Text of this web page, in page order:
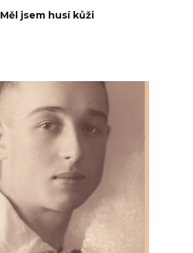
Měl jsem husí kůži